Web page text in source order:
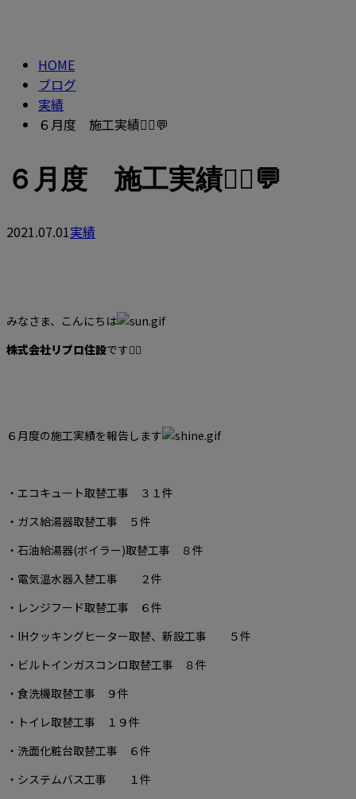
HOME
ブログ
実績
６月度 施工実績👷‍♂️💬
６月度 施工実績👷‍♂️💬
2021.07.01実績
みなさま、こんにちは
株式会社リプロ住設です👷‍♀️
６月度の施工実績を報告します
・エコキュート取替工事 ３１件
・ガス給湯器取替工事 ５件
・石油給湯器(ボイラー)取替工事 ８件
・電気温水器入替工事 ２件
・レンジフード取替工事 ６件
・IHクッキングヒーター取替、新設工事 ５件
・ビルトインガスコンロ取替工事 ８件
・食洗機取替工事 ９件
・トイレ取替工事 １９件
・洗面化粧台取替工事 ６件
・システムバス工事 １件